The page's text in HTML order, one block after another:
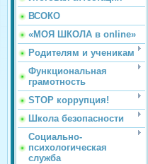
ВСОКО
«МОЯ ШКОЛА в online»
Родителям и ученикам
Функциональная
грамотность
STOP коррупция!
Школа безопасности
Социально-
психологическая
служба